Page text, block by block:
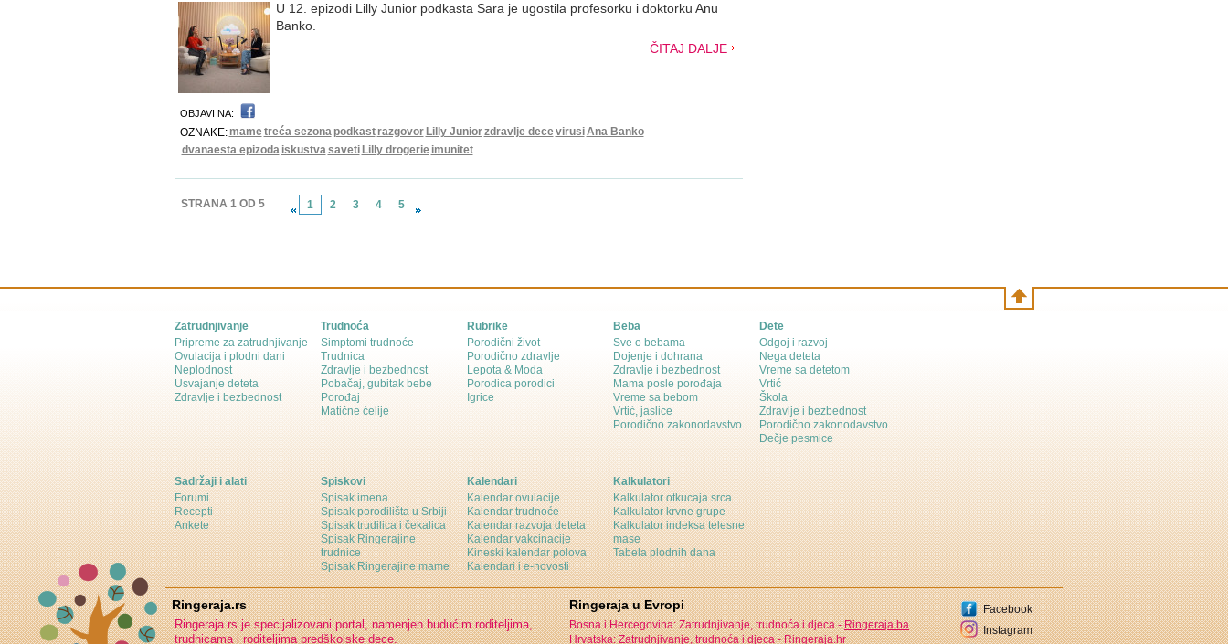
U 12. epizodi Lilly Junior podkasta Sara je ugostila profesorku i doktorku Anu
Banko.
ČITAJ DALJE
OBJAVI NA:
OZNAKE: mametreća sezona podkast razgovor Lilly Juniorzdravlje decevirusiAna Banko
dvanaesta epizoda iskustvasaveti Lilly drogerie imunitet
STRANA 1 OD 5 1 2 3 4 5
Zatrudnjivanje
Pripreme za zatrudnjivanje
Ovulacija i plodni dani
Neplodnost
Usvajanje deteta
Zdravlje i bezbednost
Trudnoća
Simptomi trudnoće
Trudnica
Zdravlje i bezbednost
Pobačaj, gubitak bebe
Porođaj
Matične ćelije
Rubrike
Porodični život
Porodično zdravlje
Lepota & Moda
Porodica porodici
Igrice
Beba
Sve o bebama
Dojenje i dohrana
Zdravlje i bezbednost
Mama posle porođaja
Vreme sa bebom
Vrtić, jaslice
Porodično zakonodavstvo
Dete
Odgoj i razvoj
Nega deteta
Vreme sa detetom
Vrtić
Škola
Zdravlje i bezbednost
Porodično zakonodavstvo
Dečje pesmice
Sadržaji i alati
Forumi
Recepti
Ankete
Spiskovi
Spisak imena
Spisak porodilišta u Srbiji
Spisak trudilica i čekalica
Spisak Ringerajine
trudnice
Spisak Ringerajine mame
Kalendari
Kalendar ovulacije
Kalendar trudnoće
Kalendar razvoja deteta
Kalendar vakcinacije
Kineski kalendar polova
Kalendari i e-novosti
Kalkulatori
Kalkulator otkucaja srca
Kalkulator krvne grupe
Kalkulator indeksa telesne
mase
Tabela plodnih dana
Ringeraja.rs
Ringeraja.rs je specijalizovani portal, namenjen budućim roditeljima,
trudnicama i roditeljima predškolske dece.
Ringeraja u Evropi
Bosna i Hercegovina: Zatrudnjivanje, trudnoća i djeca -Ringeraja.ba
Hrvatska: Zatrudnjivanje, trudnoća i djeca -Ringeraja.hr
Facebook
Instagram